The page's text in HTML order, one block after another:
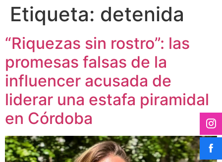
Etiqueta: detenida
“Riquezas sin rostro”: las
promesas falsas de la
influencer acusada de
liderar una estafa piramidal
en Córdoba